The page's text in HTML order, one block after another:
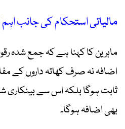
مالیاتی استحکام کی جانب
ماہرین کا کہنا ہے کہ جمع شدہ
اضافہ نہ صرف کھاتہ داروں کے
ثابت ہوگا بلکہ اس سے بینکاری
بھی اضافہ ہوگا۔